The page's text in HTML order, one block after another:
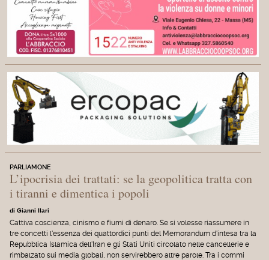
PARLIAMONE
L’ipocrisia dei trattati: se la geopolitica tratta con
i tiranni e dimentica i popoli
di Gianni Ilari
Cattiva coscienza, cinismo e fiumi di denaro. Se si volesse riassumere in
tre concetti l'essenza dei quattordici punti del Memorandum d'intesa tra la
Repubblica Islamica dell'Iran e gli Stati Uniti circolato nelle cancellerie e
rimbalzato sui media globali, non servirebbero altre parole. Tra i commi